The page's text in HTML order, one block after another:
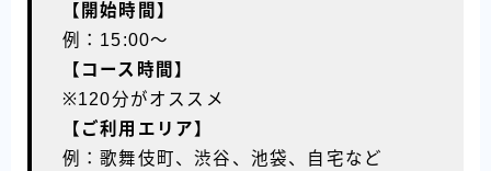
【開始時間】
例：15:00〜
【コース時間】
※120分がオススメ
【ご利用エリア】
例：歌舞伎町、渋谷、池袋、自宅など